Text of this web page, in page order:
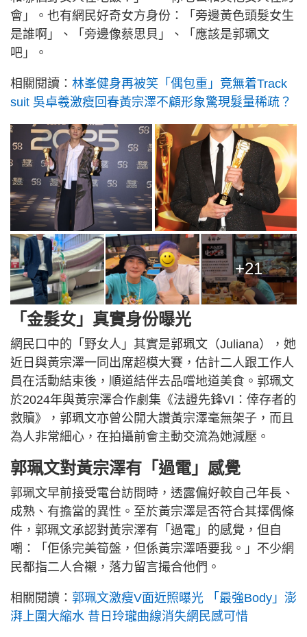
會」。也有網民好奇女方身份：「旁邊黃色頭髮女生
是誰啊」、「旁邊像蔡思貝」、「應該是郭珮文
吧」。
相關閱讀： 林峯健身再被笑「偶包重」竟無着Track
suit 吳卓羲激瘦回春黃宗澤不顧形象驚現髮量稀疏？
+21
「金髮女」真實身份曝光
網民口中的「野女人」其實是郭珮文（Juliana），她
近日與黃宗澤一同出席超模大賽，估計二人跟工作人
員在活動結束後，順道結伴去品嚐地道美食。郭珮文
於2024年與黃宗澤合作劇集《法證先鋒VI：倖存者的
救贖》，郭珮文亦曾公開大讚黃宗澤毫無架子，而且
為人非常細心，在拍攝前會主動交流為她減壓。
郭珮文對黃宗澤有「過電」感覺
郭珮文早前接受電台訪問時，透露偏好較自己年長、
成熟、有擔當的異性。至於黃宗澤是否符合其擇偶條
件，郭珮文承認對黃宗澤有「過電」的感覺，但自
嘲：「佢係完美筍盤，但係黃宗澤唔要我。」不少網
民都指二人合襯，落力留言撮合他們。
相關閱讀： 郭珮文激瘦V面近照曝光 「最強Body」澎
湃上圍大縮水 昔日玲瓏曲線消失網民感可惜